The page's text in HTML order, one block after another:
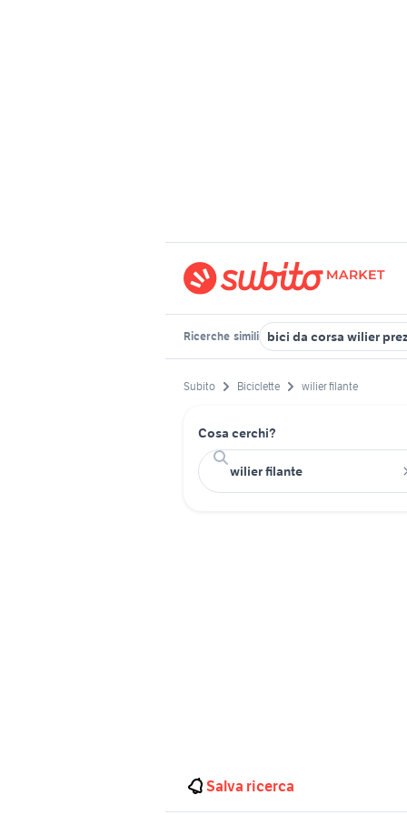
Ricerche simili bici da corsa wilier
Subito Biciclette wilier filante
Cosa cerchi?
Salva ricerca